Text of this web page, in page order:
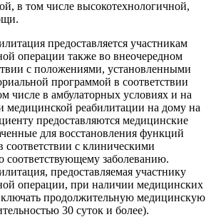
в том числе высокотехнологичной,
предоставляется участникам
операции также во внеочередном
с положениями, установленными
программой в соответствии
числе в амбулаторных условиях и на
медицинской реабилитации на дому на
предоставляются медицинские
для восстановления функций
соответствии с клиническими
соответствующему заболеванию.
предоставляемая участнику
операции, при наличии медицинских
продолжительную медицинскую
30 суток и более).